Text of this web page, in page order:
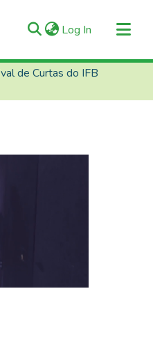
Log In (current)
de Curtas do IFB